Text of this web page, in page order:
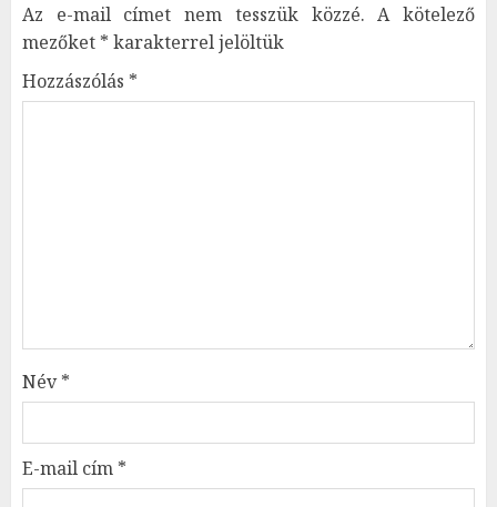
Az e-mail címet nem tesszük közzé. A kötelező
mezőket * karakterrel jelöltük
Hozzászólás *
Név*
E-mail cím *